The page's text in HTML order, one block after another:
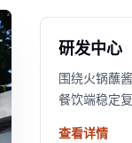
研发中心
围绕火锅蘸
餐饮端稳定
查看详情